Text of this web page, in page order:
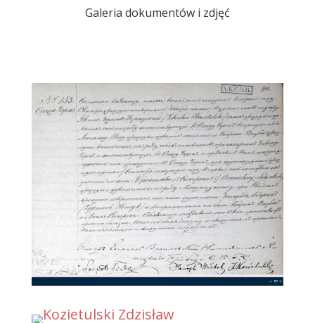
Galeria dokumentów i zdjęć